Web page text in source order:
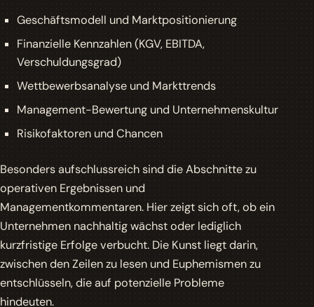
Geschäftsmodell und Marktpositionierung
Finanzielle Kennzahlen (KGV, EBITDA,
Verschuldungsgrad)
Wettbewerbsanalyse und Markttrends
Management-Bewertung und Unternehmenskultur
Risikofaktoren und Chancen
Besonders aufschlussreich sind die Abschnitte zu
operativen Ergebnissen und
Managementkommentaren. Hier zeigt sich oft, ob ein
Unternehmen nachhaltig wächst oder lediglich
kurzfristige Erfolge verbucht. Die Kunst liegt darin,
zwischen den Zeilen zu lesen und Euphemismen zu
entschlüsseln, die auf potenzielle Probleme
hindeuten.